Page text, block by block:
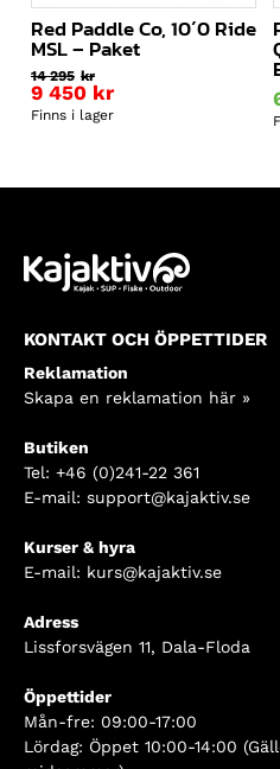
Red Paddle Co, 10´0 Ride
MSL – Paket
14 295 kr
Det
ursprungliga
295kr.
9 450 kr
Det
9
Finns i lager
KONTAKT OCH ÖPPETTIDER
Reklamation
Skapa en reklamation här »
Butiken
Tel: +46 (0)241-22 361
E-mail: support@kajaktiv.se
Kurser & hyra
E-mail: kurs@kajaktiv.se
Adress
Lissforsvägen 11, Dala-Floda
Öppettider
Mån-fre: 09:00-17:00
Lördag: Öppet 10:00-14:00